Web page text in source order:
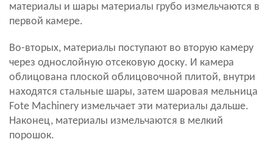
материалы и шары материалы грубо измельчаются в
первой камере.
Во-вторых, материалы поступают во вторую камеру
через однослойную отсековую доску. И камера
облицована плоской облицовочной плитой, внутри
находятся стальные шары, затем шаровая мельница
Fote Machinery измельчает эти материалы дальше.
Наконец, материалы измельчаются в мелкий
порошок.